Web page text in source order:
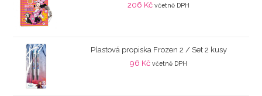
206 Kč včetně DPH
Plastová propiska Frozen 2 / Set 2 kusy
96 Kč včetně DPH